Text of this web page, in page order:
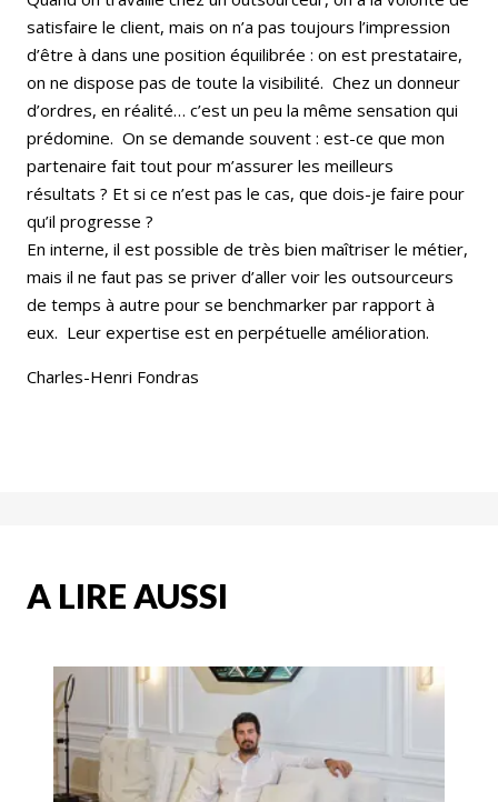
satisfaire le client, mais on n’a pas toujours l’impression
d’être à dans une position équilibrée : on est prestataire,
on ne dispose pas de toute la visibilité. Chez un donneur
d’ordres, en réalité… c’est un peu la même sensation qui
prédomine. On se demande souvent : est-ce que mon
partenaire fait tout pour m’assurer les meilleurs
résultats ? Et si ce n’est pas le cas, que dois-je faire pour
qu’il progresse ?
En interne, il est possible de très bien maîtriser le métier,
mais il ne faut pas se priver d’aller voir les outsourceurs
de temps à autre pour se benchmarker par rapport à
eux. Leur expertise est en perpétuelle amélioration.
Charles-Henri Fondras
A LIRE AUSSI